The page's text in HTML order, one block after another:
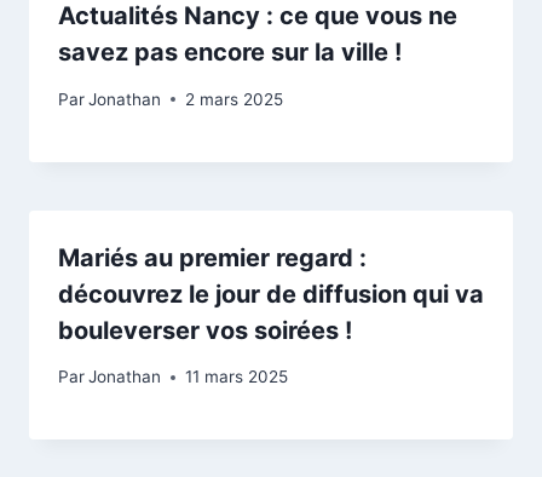
Actualités Nancy : ce que vous ne
savez pas encore sur la ville !
ParJonathan 2 mars 2025
Mariés au premier regard :
découvrez le jour de diffusion qui va
bouleverser vos soirées !
ParJonathan 11 mars 2025